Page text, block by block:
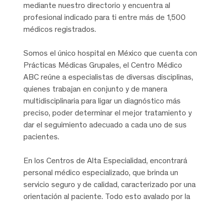
mediante nuestro directorio y encuentra al
profesional indicado para ti entre más de 1,500
médicos registrados.
Somos el único hospital en México que cuenta con
Prácticas Médicas Grupales, el Centro Médico
ABC reúne a especialistas de diversas disciplinas,
quienes trabajan en conjunto y de manera
multidisciplinaria para ligar un diagnóstico más
preciso, poder determinar el mejor tratamiento y
dar el seguimiento adecuado a cada uno de sus
pacientes.
En los Centros de Alta Especialidad, encontrará
personal médico especializado, que brinda un
servicio seguro y de calidad, caracterizado por una
orientación al paciente. Todo esto avalado por la